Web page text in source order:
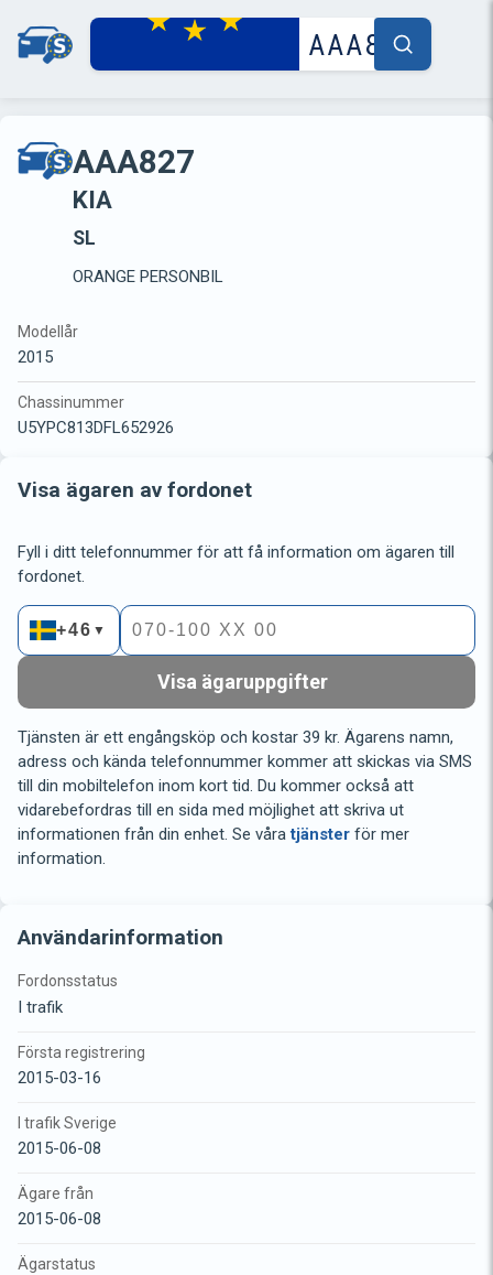
AAA827
KIA
SL
ORANGE PERSONBIL
Modellår
2015
Chassinummer
U5YPC813DFL652926
Visa ägaren av fordonet
Fyll i ditt telefonnummer för att få information om ägaren till
fordonet.
+46 ▼
Visa ägaruppgifter
Tjänsten är ett engångsköp och kostar 39 kr. Ägarens namn,
adress och kända telefonnummer kommer att skickas via SMS
till din mobiltelefon inom kort tid. Du kommer också att
vidarebefordras till en sida med möjlighet att skriva ut
informationen från din enhet. Se våratjänster för mer
information.
Användarinformation
Fordonsstatus
I trafik
Första registrering
2015-03-16
I trafik Sverige
2015-06-08
Ägare från
2015-06-08
Ägarstatus